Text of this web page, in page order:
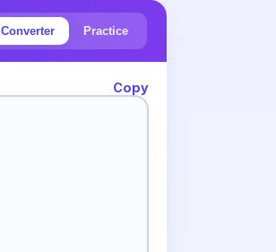
Converter Practice
Copy